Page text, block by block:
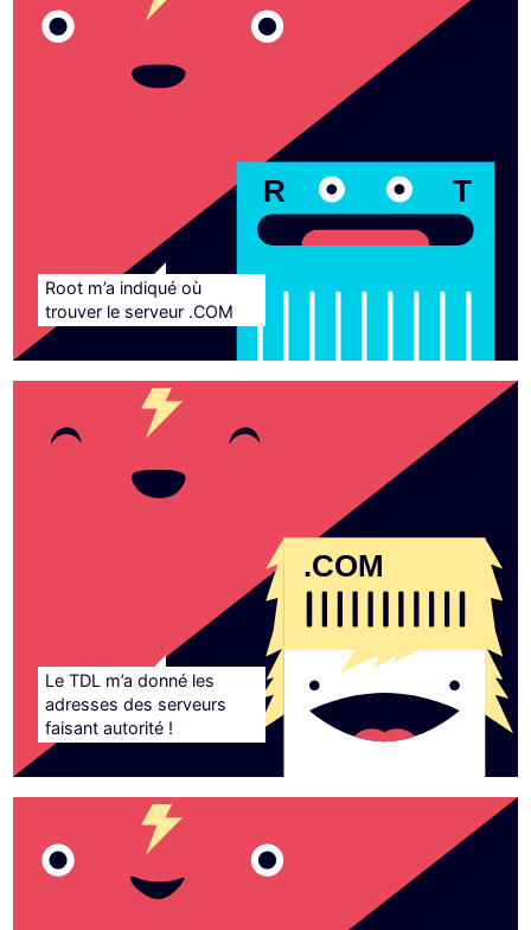
R T
Root m’a indiqué où
trouver le serveur .COM
.COM
Le TDL m’a donné les
adresses des serveurs
faisant autorité !